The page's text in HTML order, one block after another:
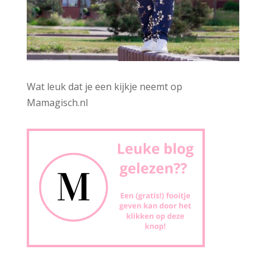
Wat leuk dat je een kijkje neemt op
Mamagisch.nl